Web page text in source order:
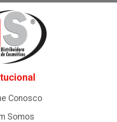
Conosco
Somos